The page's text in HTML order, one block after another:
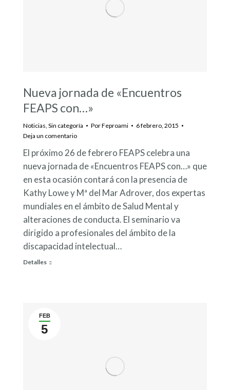
Nueva jornada de «Encuentros
FEAPS con…»
Noticias Sin categoría PorFeproami
6 febrero, 2015
Deja un comentario
El próximo 26 de febrero FEAPS celebra una
nueva jornada de «Encuentros FEAPS con…» que
en esta ocasión contará con la presencia de
Kathy Lowe y Mª del Mar Adrover, dos expertas
mundiales en el ámbito de Salud Mental y
alteraciones de conducta. El seminario va
dirigido a profesionales del ámbito de la
discapacidad intelectual…
Detalles
FEB
5